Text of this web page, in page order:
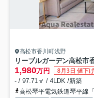
高松市香川町浅野
リーブルガーデン高松市
1,980万円 8月3日 値下げ
- / 97.71㎡ / 4LDK /新築
高松琴平電気鉄道琴平線